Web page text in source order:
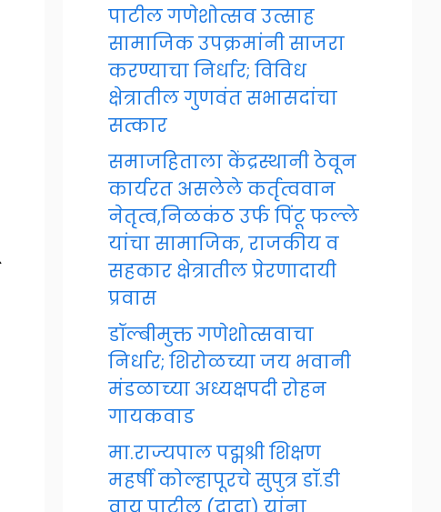
पाटील गणेशोत्सव उत्साह
सामाजिक उपक्रमांनी साजरा
करण्याचा निर्धार; विविध
क्षेत्रातील गुणवंत सभासदांचा
सत्कार
समाजहिताला केंद्रस्थानी ठेवून
कार्यरत असलेले कर्तृत्ववान
नेतृत्व,निळकंठ उर्फ पिंटू फल्ले
यांचा सामाजिक, राजकीय व
सहकार क्षेत्रातील प्रेरणादायी
प्रवास
डॉल्बीमुक्त गणेशोत्सवाचा
निर्धार; शिरोळच्या जय भवानी
मंडळाच्या अध्यक्षपदी रोहन
गायकवाड
मा.राज्यपाल पद्मश्री शिक्षण
महर्षी कोल्हापूरचे सुपुत्र डॉ.डी